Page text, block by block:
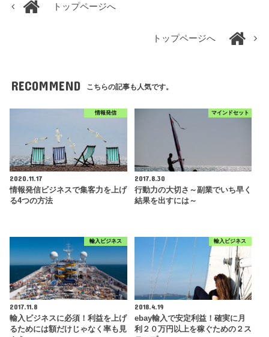
トップページへ
トップページへ
RECOMMEND こちらの記事も人気です。
情報発信
2020.11.17
情報発信ビジネスで集客力を上げ
る4つの方法
マインドセット
2017.8.30
行動力の大切さ～副業でいち早く
結果を出すには～
輸入ビジネス
2017.11.8
輸入ビジネスに必須！利益を上げ
るためには額だけじゃなく率も見
輸入ビジネス
2018.4.19
ebay輸入で安定利益！確実に月
利２０万円以上を稼ぐための２ス